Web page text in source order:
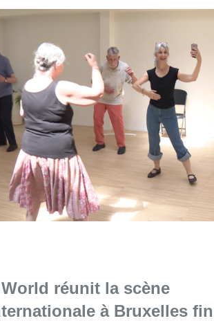
réunit la scène
à Bruxelles fin